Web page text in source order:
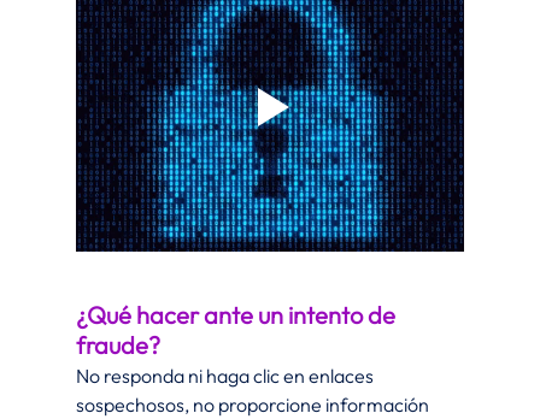
¿Qué hacer ante un intento de
fraude?
No responda ni haga clic en enlaces
sospechosos, no proporcione información